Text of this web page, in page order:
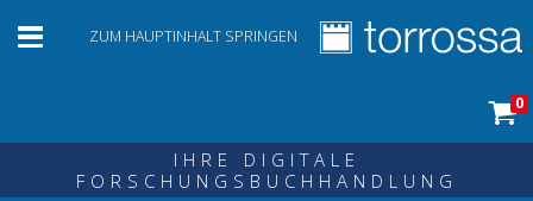
ZUM HAUPTINHALT SPRINGEN
0
IHRE DIGITALE
FORSCHUNGSBUCHHANDLUNG